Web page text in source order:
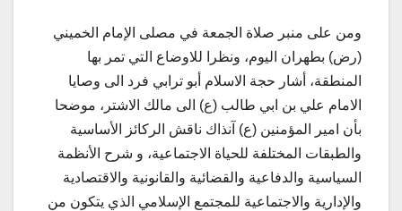
ومن على منبر صلاة الجمعة في مصلى الإمام الخميني
(رض) بطهران اليوم، ونظرا للاوضاع التي تمر بها
المنطقة، أشار حجة الاسلام أبو ترابي فرد الى وصايا
الامام علي بن ابي طالب (ع) الى مالك الاشتر، موضحا
بأن امير المؤمنين (ع) آنذاك ناقش الركائز الأساسية
والطبقات المختلفة للحياة الاجتماعية، و شرح الأنظمة
السياسية والدفاعية والقضائية والقانونية والاقتصادية
والإدارية والاجتماعية للمجتمع الإسلامي الذي يتكون من